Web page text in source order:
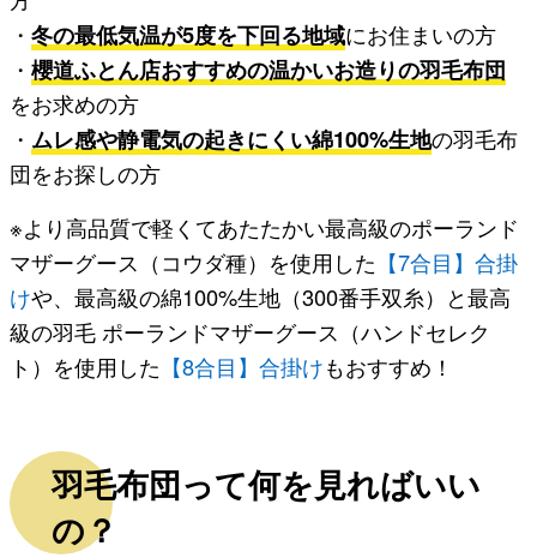
・冬の最低気温が5度を下回る地域にお住まいの方
・櫻道ふとん店おすすめの温かいお造りの羽毛布団
をお求めの方
・ ムレ感や静電気の起きにくい綿100%生地の羽毛布
団をお探しの方
※より高品質で軽くてあたたかい最高級のポーランド
マザーグース（コウダ種）を使用した 【7合目】合掛
けや、最高級の綿100%生地（300番手双糸）と最高
級の羽毛 ポーランドマザーグース（ハンドセレク
ト）を使用した 【8合目】合掛けもおすすめ！
羽毛布団って何を見ればいい
の？